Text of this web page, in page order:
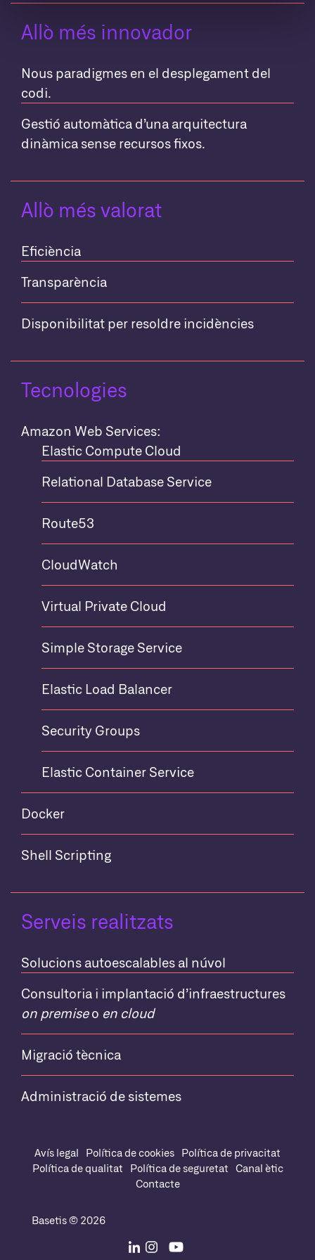
Allò més innovador
Nous paradigmes en el desplegament del
codi.
Gestió automàtica d’una arquitectura
dinàmica sense recursos fixos.
Allò més valorat
Eficiència
Transparència
Disponibilitat per resoldre incidències
Tecnologies
Amazon Web Services:
Elastic Compute Cloud
Relational Database Service
Route53
CloudWatch
Virtual Private Cloud
Simple Storage Service
Elastic Load Balancer
Security Groups
Elastic Container Service
Docker
Shell Scripting
Serveis realitzats
Solucions autoescalables al núvol
Consultoria i implantació d’infraestructures
on premiseo en cloud
Migració tècnica
Administració de sistemes
Avís legal Política de cookies
Política de privacitat
Política de qualitat
Política de seguretat
Canal ètic
Contacte
Basetis © 2026